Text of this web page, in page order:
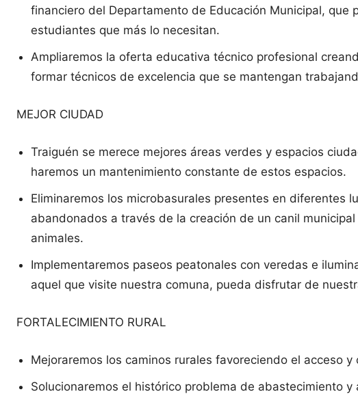
financiero del Departamento de Educación Municipal,
estudiantes que más lo necesitan.
Ampliaremos la oferta educativa técnico profesional
formar técnicos de excelencia que se mantengan
MEJOR CIUDAD
Traiguén se merece mejores áreas verdes y espacios
haremos un mantenimiento constante de estos espacios.
Eliminaremos los microbasurales presentes en diferentes
abandonados a través de la creación de un canil
animales.
Implementaremos paseos peatonales con veredas e
aquel que visite nuestra comuna, pueda disfrutar de
FORTALECIMIENTO RURAL
Mejoraremos los caminos rurales favoreciendo el acceso
Solucionaremos el histórico problema de abastecimiento